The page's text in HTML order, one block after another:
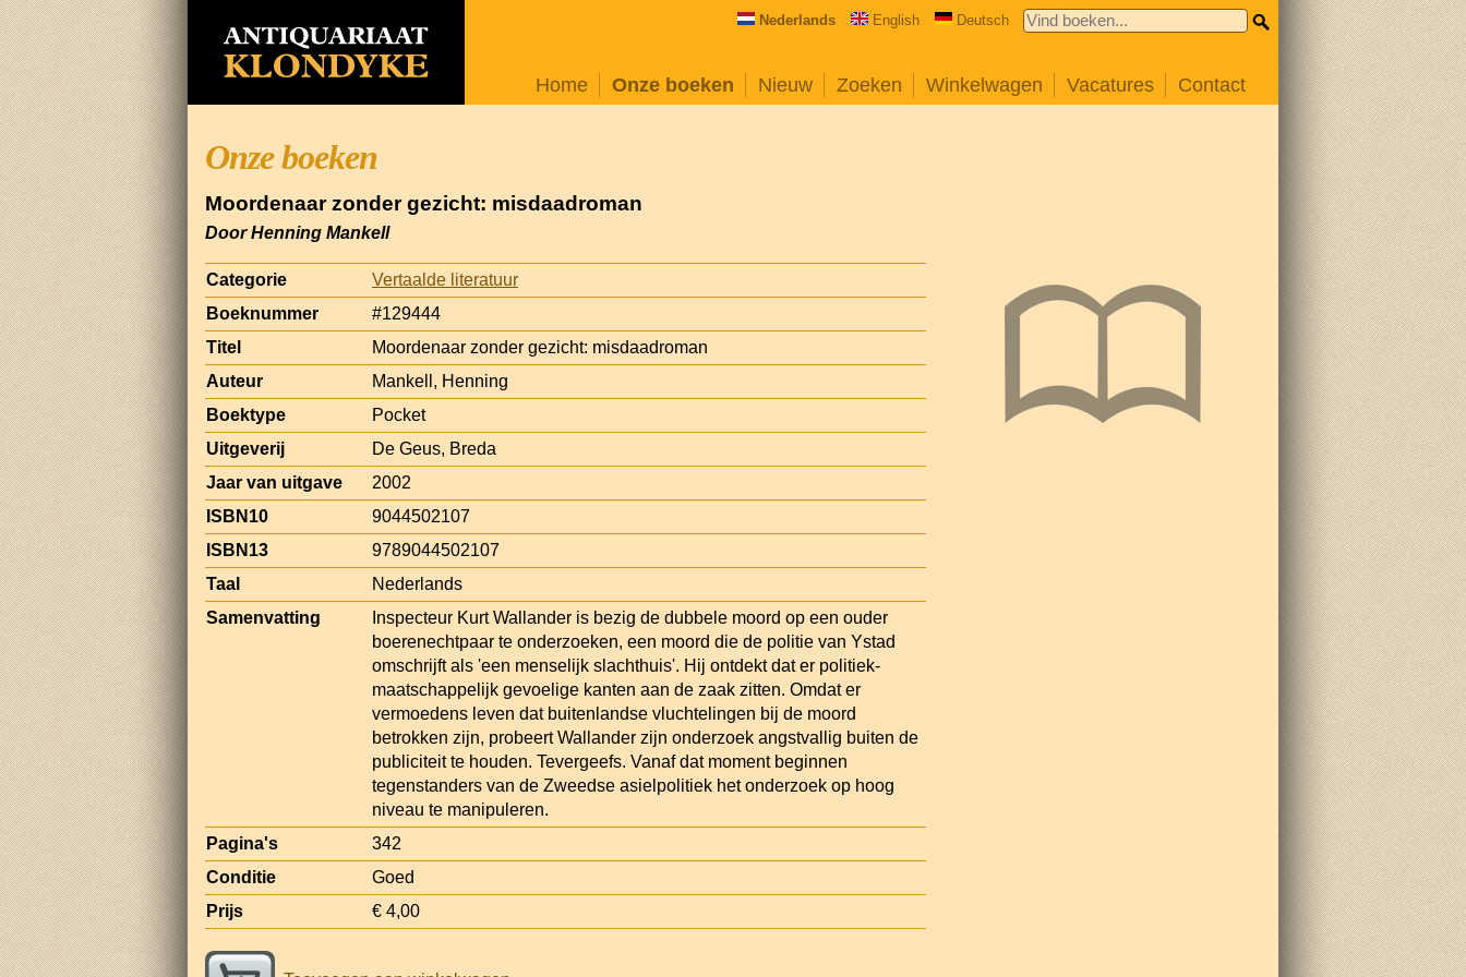
Nederlands English Deutsch
Home Onze boeken Nieuw Zoeken Winkelwagen Vacatures Contact
Onze boeken
Moordenaar zonder gezicht: misdaadroman
Door Henning Mankell
Categorie
Vertaalde literatuur
Boeknummer
#129444
Titel
Moordenaar zonder gezicht: misdaadroman
Auteur
Mankell, Henning
Boektype
Pocket
Uitgeverij
De Geus, Breda
Jaar van uitgave
2002
ISBN10
9044502107
ISBN13
9789044502107
Taal
Nederlands
Samenvatting
Inspecteur Kurt Wallander is bezig de dubbele moord op een ouder
boerenechtpaar te onderzoeken, een moord die de politie van Ystad
omschrijft als 'een menselijk slachthuis'. Hij ontdekt dat er politiek-
maatschappelijk gevoelige kanten aan de zaak zitten. Omdat er
vermoedens leven dat buitenlandse vluchtelingen bij de moord
betrokken zijn, probeert Wallander zijn onderzoek angstvallig buiten de
publiciteit te houden. Tevergeefs. Vanaf dat moment beginnen
tegenstanders van de Zweedse asielpolitiek het onderzoek op hoog
niveau te manipuleren.
Pagina's
342
Conditie
Goed
Prijs
€ 4,00